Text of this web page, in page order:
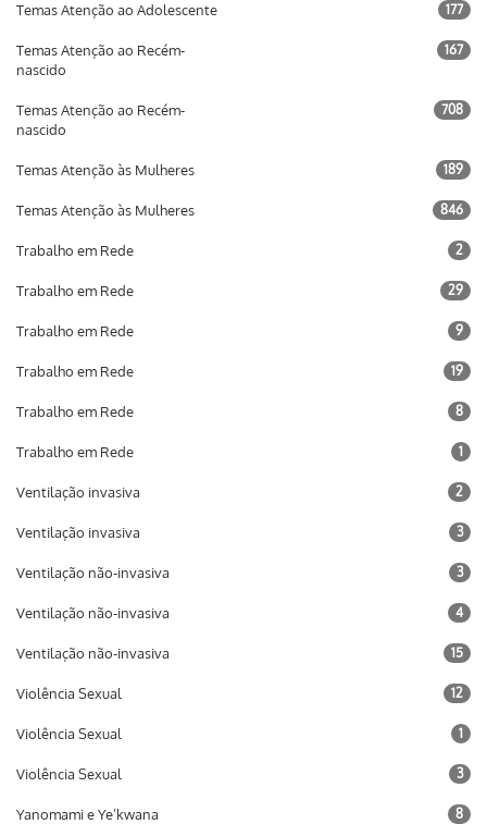
Temas Atenção ao Adolescente 177
Temas Atenção ao Recém-
nascido
167
Temas Atenção ao Recém-
nascido
708
Temas Atenção às Mulheres 189
Temas Atenção às Mulheres 846
Trabalho em Rede 2
Trabalho em Rede 29
Trabalho em Rede 9
Trabalho em Rede 19
Trabalho em Rede 8
Trabalho em Rede 1
Ventilação invasiva 2
Ventilação invasiva 3
Ventilação não-invasiva 3
Ventilação não-invasiva 4
Ventilação não-invasiva 15
Violência Sexual 12
Violência Sexual 1
Violência Sexual 3
Yanomami e Ye’kwana 8